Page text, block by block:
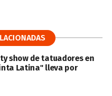
show de tatuadores en
Latina" lleva por